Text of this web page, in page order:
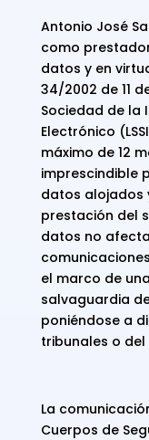
Antonio José
como
datos y en
34/2002 de 11
Sociedad de la
Electrónico
máximo de 12
imprescindible
datos alojados
prestación del
datos no
el marco de
salvaguardia
poniéndose a
tribunales o del
La
Cuerpos de